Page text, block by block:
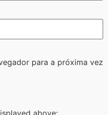
para a próxima vez